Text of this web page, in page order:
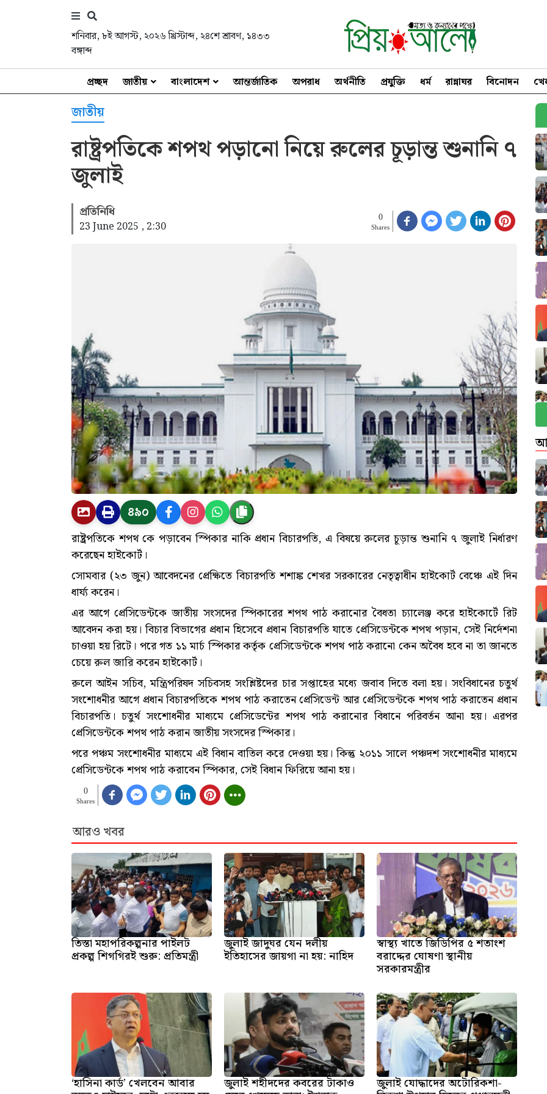
শনিবার,৮ই আগস্ট, ২০২৬ খ্রিস্টাব্দ, ২৪শে শ্রাবণ, ১৪৩৩
বঙ্গাব্দ
প্রচ্ছদ জাতীয় বাংলাদেশ আন্তর্জাতিক অপরাধ অর্থনীতি প্রযুক্তি ধর্ম রান্নাঘর বিনোদন
জাতীয়
রাষ্ট্রপতিকে শপথ পড়ানো নিয়ে রুলের চূড়ান্ত শুনানি ৭
জুলাই
প্রতিনিধি
23 June 2025 , 2:30
0
Shares
৪৯০
রাষ্ট্রপতিকে শপথ কে পড়াবেন স্পিকার নাকি প্রধান বিচারপতি, এ বিষয়ে রুলের চূড়ান্ত শুনানি ৭ জুলাই নির্ধারণ
করেছেন হাইকোর্ট।
সোমবার (২৩ জুন) আবেদনের প্রেক্ষিতে বিচারপতি শশাঙ্ক শেখর সরকারের নেতৃত্বাধীন হাইকোর্ট বেঞ্চে এই দিন
ধার্য্য করেন।
এর আগে প্রেসিডেন্টকে জাতীয় সংসদের স্পিকারের শপথ পাঠ করানোর বৈধতা চ্যালেঞ্জ করে হাইকোর্টে রিট
আবেদন করা হয়। বিচার বিভাগের প্রধান হিসেবে প্রধান বিচারপতি যাতে প্রেসিডেন্টকে শপথ পড়ান, সেই নির্দেশনা
চাওয়া হয় রিটে। পরে গত ১১ মার্চ স্পিকার কর্তৃক প্রেসিডেন্টকে শপথ পাঠ করানো কেন অবৈধ হবে না তা জানতে
চেয়ে রুল জারি করেন হাইকোর্ট।
রুলে আইন সচিব, মন্ত্রিপরিষদ সচিবসহ সংশ্লিষ্টদের চার সপ্তাহের মধ্যে জবাব দিতে বলা হয়। সংবিধানের চতুর্থ
সংশোধনীর আগে প্রধান বিচারপতিকে শপথ পাঠ করাতেন প্রেসিডেন্ট আর প্রেসিডেন্টকে শপথ পাঠ করাতেন প্রধান
বিচারপতি। চতুর্থ সংশোধনীর মাধ্যমে প্রেসিডেন্টের শপথ পাঠ করানোর বিধানে পরিবর্তন আনা হয়। এরপর
প্রেসিডেন্টকে শপথ পাঠ করান জাতীয় সংসদের স্পিকার।
পরে পঞ্চম সংশোধনীর মাধ্যমে এই বিধান বাতিল করে দেওয়া হয়। কিন্তু ২০১১ সালে পঞ্চদশ সংশোধনীর মাধ্যমে
প্রেসিডেন্টকে শপথ পাঠ করাবেন স্পিকার, সেই বিধান ফিরিয়ে আনা হয়।
0
Shares
আরও খবর
তিস্তা মহাপরিকল্পনার পাইলট
প্রকল্প শিগগিরই শুরু: প্রতিমন্ত্রী
জুলাই জাদুঘর যেন দলীয়
ইতিহাসের জায়গা না হয়: নাহিদ
স্বাস্থ্য খাতে জিডিপির ৫ শতাংশ
বরাদ্দের ঘোষণা স্থানীয়
সরকারমন্ত্রীর
‘হাসিনা কার্ড’ খেলবেন আবার জুলাই শহীদদের কবরের টাকাও জুলাই যোদ্ধাদের অটোরিকশা-